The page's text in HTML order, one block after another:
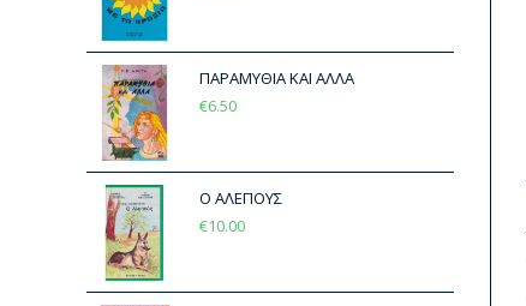
ΠΑΡΑΜΥΘΙΑ ΚΑΙ ΑΛΛΑ
€6.50
Ο ΑΛΕΠΟΥΣ
€10.00